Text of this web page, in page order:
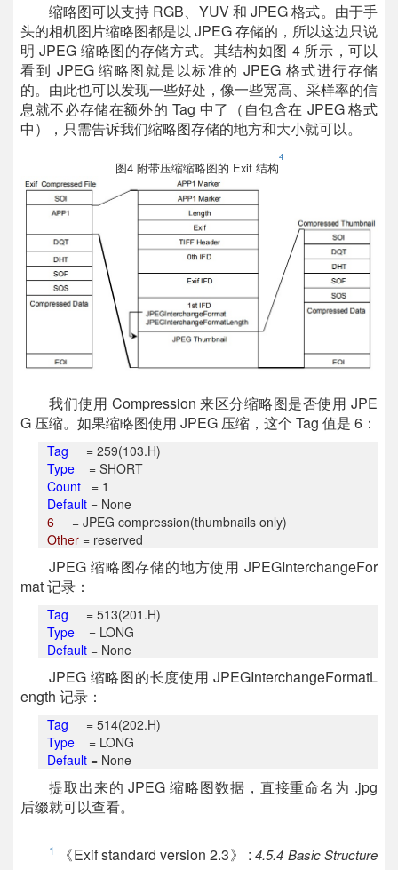
缩略图可以支持 RGB、YUV 和 JPEG 格式。由于手
头的相机图片缩略图都是以 JPEG 存储的，所以这边只说
明 JPEG 缩略图的存储方式。其结构如图 4 所示，可以
看到 JPEG 缩略图就是以标准的 JPEG 格式进行存储
的。由此也可以发现一些好处，像一些宽高、采样率的信
息就不必存储在额外的 Tag 中了（自包含在 JPEG 格式
中），只需告诉我们缩略图存储的地方和大小就可以。
图4 附带压缩缩略图的 Exif 结构
4
我们使用 Compression 来区分缩略图是否使用 JPE
G 压缩。如果缩略图使用 JPEG 压缩，这个 Tag 值是 6：
Tag = 259(103.H)
Type = SHORT
Count = 1
Default = None
6 = JPEG compression(thumbnails only)
Other = reserved
JPEG 缩略图存储的地方使用 JPEGInterchangeFor
mat 记录：
Tag = 513(201.H)
Type = LONG
Default = None
JPEG 缩略图的长度使用 JPEGInterchangeFormatL
ength 记录：
Tag = 514(202.H)
Type = LONG
Default = None
提取出来的 JPEG 缩略图数据，直接重命名为 .jpg
后缀就可以查看。
1 《Exif standard version 2.3》 :4.5.4 Basic Structure